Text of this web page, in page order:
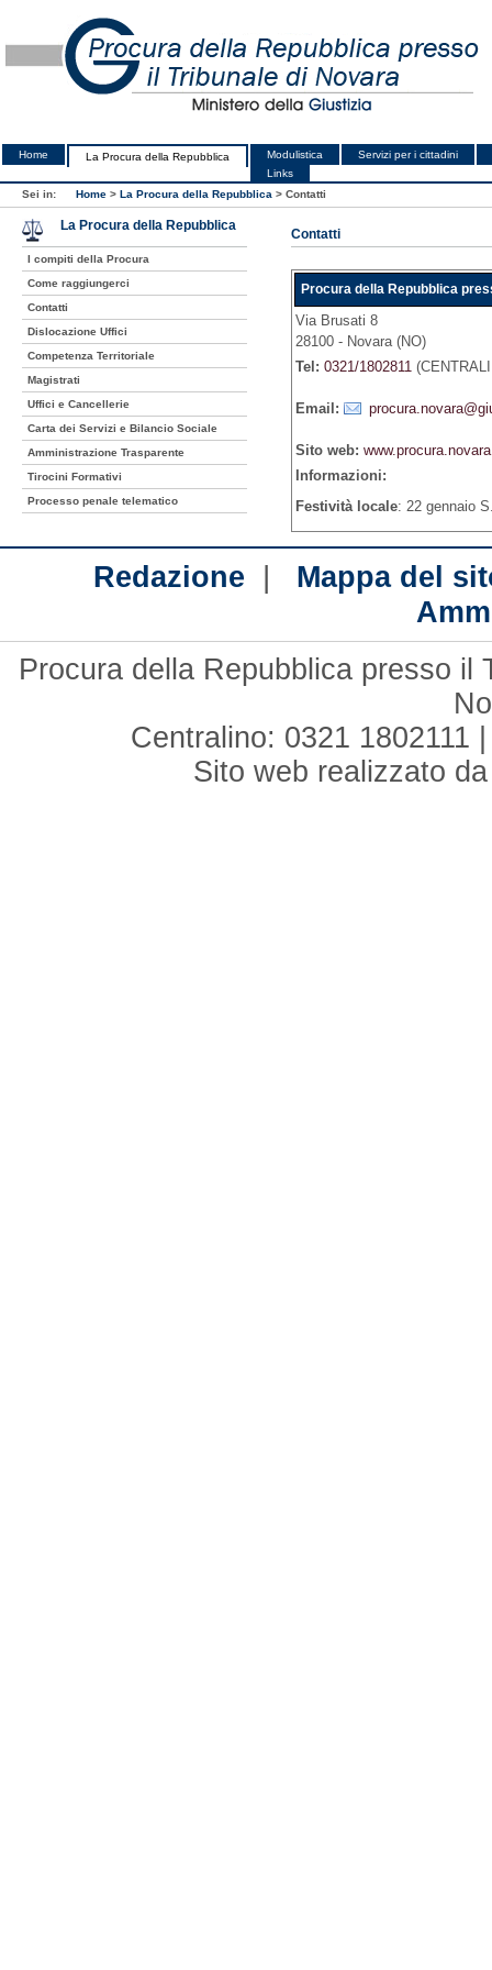
Home La Procura della Repubblica Modulistica
Servizi per i cittadini
Links
Sei in:
Home > La Procura della Repubblica > Contatti
Contatti
Procura della Repubblica
Via Brusati 8
28100 - Novara (NO)
Tel: 0321/1802811
Email:
Sito web:
Informazioni:
Festività locale: 22 gennaio
La Procura della Repubblica
I compiti della Procura
Come raggiungerci
Contatti
Dislocazione Uffici
Competenza Territoriale
Magistrati
Uffici e Cancellerie
Carta dei Servizi e Bilancio Sociale
Amministrazione Trasparente
Tirocini Formativi
Processo penale telematico
Redazione | Mappa del
Procura della Repubblica presso il
Centralino: 0321 1802111
Sito web realizzato